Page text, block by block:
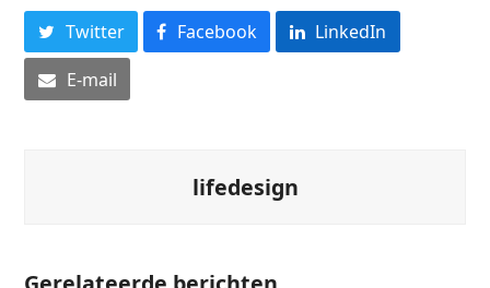
Twitter Facebook
LinkedIn
E-mail
lifedesign